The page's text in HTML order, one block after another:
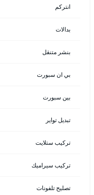
انتركم
بدالات
بنشر متنقل
بي ان سبورت
بين سبورت
تبديل تواير
تركيب ستلايت
تركيب سيراميك
تصليح تلفونات